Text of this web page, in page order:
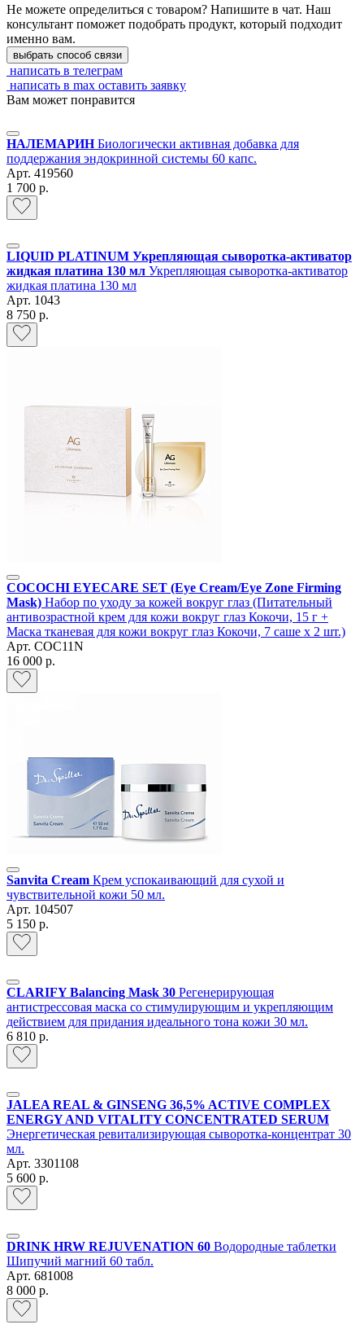
Не можете определиться с товаром? Напишите в чат. Наш
консультант поможет подобрать продукт, который подходит
именно вам.
выбрать способ связи
написать в телеграм
написать в max оставить заявку
Вам может понравится
НАЛЕМАРИНБиологически активная добавка для
поддержания эндокринной системы 60 капс.
Арт. 419560
1 700 р.
LIQUID PLATINUM Укрепляющая сыворотка-активатор
жидкая платина 130 мл Укрепляющая сыворотка-активатор
жидкая платина 130 мл
Арт. 1043
8 750 р.
COCOCHI EYECARE SET (Eye Cream/Eye Zone Firming
Mask) Набор по уходу за кожей вокруг глаз (Питательный
антивозрастной крем для кожи вокруг глаз Кокочи, 15 г +
Маска тканевая для кожи вокруг глаз Кокочи, 7 саше х 2 шт.)
Арт. COC11N
16 000 р.
Sanvita Cream Крем успокаивающий для сухой и
чувствительной кожи 50 мл.
Арт. 104507
5 150 р.
CLARIFY Balancing Mask 30 Регенерирующая
антистрессовая маска со стимулирующим и укрепляющим
действием для придания идеального тона кожи 30 мл.
6 810 р.
JALEA REAL & GINSENG 36,5% ACTIVE COMPLEX
ENERGY AND VITALITY CONCENTRATED SERUM
Энергетическая ревитализирующая сыворотка-концентрат 30
мл.
Арт. 3301108
5 600 р.
DRINK HRW REJUVENATION 60 Водородные таблетки
Шипучий магний 60 табл.
Арт. 681008
8 000 р.